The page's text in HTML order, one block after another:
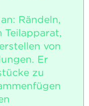
Rändeln,
von
Er
zu